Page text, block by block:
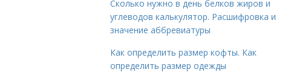
Сколько нужно в день белков жиров и
углеводов калькулятор. Расшифровка и
значение аббревиатуры
Как определить размер кофты. Как
определить размер одежды